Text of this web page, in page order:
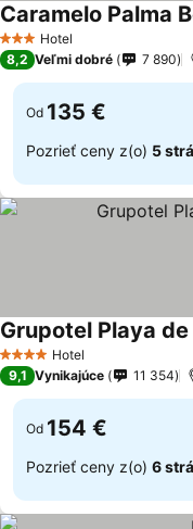
3 Počet hviezdičiek
Hotel
Caramelo Palma
8,2 Veľmi dobré 7 890
Od 135 €
Pozrieť ceny z(o) 5
4 Počet hviezdičiek
Hotel
Grupotel Playa
9,1 Vynikajúce 11 354
Od 154 €
Pozrieť ceny z(o) 6